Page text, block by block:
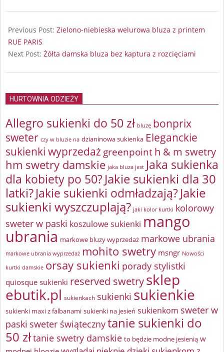
08-
10
Previous Post: Zielono-niebieska welurowa bluza z printem
RUE PARIS
Next Post: Żółta damska bluza bez kaptura z rozcięciami
HURTOWNIA ODZIEŻY
Allegro sukienki do 50 zł bluzę bonprix
sweter czy w bluzie na dzianinowa sukienka Eleganckie
sukienki wyprzedaż greenpointh & m swetry
hm swetry damskie jaka bluza jest Jaka sukienka
dla kobiety po 50?Jakie sukienki dla 30
latki?Jakie sukienki odmładzają?Jakie
sukienki wyszczuplają? jaki kolor kurtki kolorowy
sweter w paski koszulowe sukienki mango
ubrania markowe bluzy wyprzedaż markowe ubrania
markowe ubrania wyprzedaż mohito swetry msngr Nowości
kurtki damskie orsay sukienki porady stylistki
quiosque sukienki reserved swetrysklep
ebutik.pl sukienkach sukienki sukienkie
sukienki maxi z falbanami sukienki na jesień sukienkom sweter w
paski sweter świątecznytanie sukienki do
50 złtanie swetry damskie to będzie modne jesienią w